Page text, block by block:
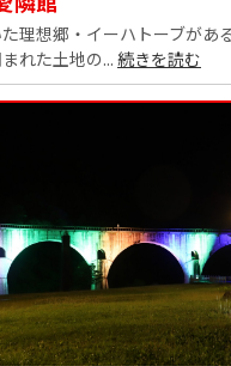
理想郷・イーハトーブがあ
れた土地の... 続きを読む